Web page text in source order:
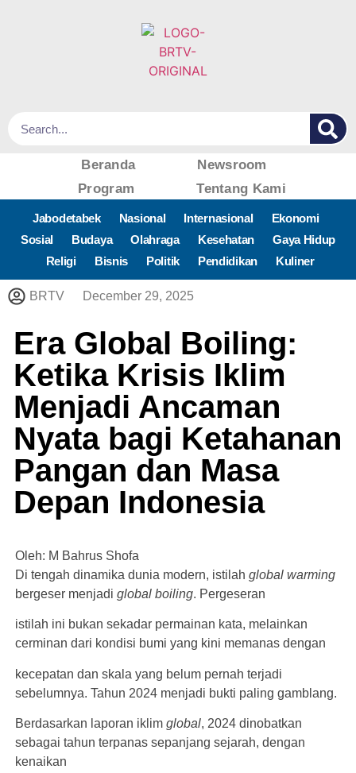
Beranda
Newsroom
Program
Tentang Kami
Jabodetabek Nasional Internasional
Ekonomi
Sosial
Budaya Olahraga Kesehatan
Gaya Hidup
Religi
Bisnis Politik Pendidikan Kuliner
BRTV December 29, 2025
Era Global Boiling:
Ketika Krisis Iklim
Menjadi Ancaman
Nyata bagi Ketahanan
Pangan dan Masa
Depan Indonesia
Oleh: M Bahrus Shofa
Di tengah dinamika dunia modern, istilah global warming
bergeser menjadi global boiling. Pergeseran
istilah ini bukan sekadar permainan kata, melainkan
cerminan dari kondisi bumi yang kini memanas dengan
kecepatan dan skala yang belum pernah terjadi
sebelumnya. Tahun 2024 menjadi bukti paling gamblang.
Berdasarkan laporan iklim global, 2024 dinobatkan
sebagai tahun terpanas sepanjang sejarah, dengan
kenaikan